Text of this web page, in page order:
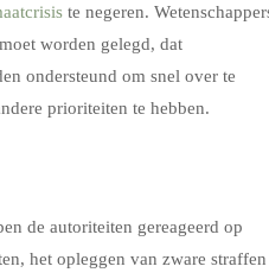
te negeren.
worden gelegd, dat
ondersteund om snel over te
prioriteiten te hebben.
de autoriteiten gereageerd op
het opleggen van zware straffen